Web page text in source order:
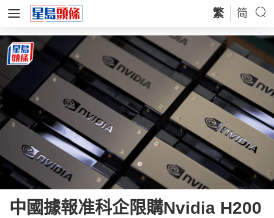
繁 简
中國據報准科企限購Nvidia H200